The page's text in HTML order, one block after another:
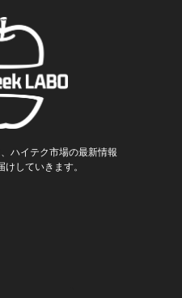
ハイテク市場の最新情報
していきます。